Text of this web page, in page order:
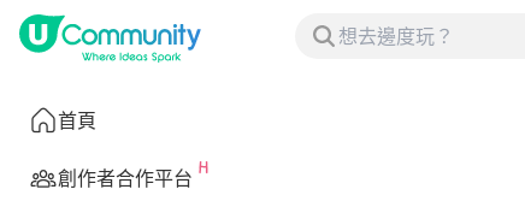
首頁
創作者合作平台